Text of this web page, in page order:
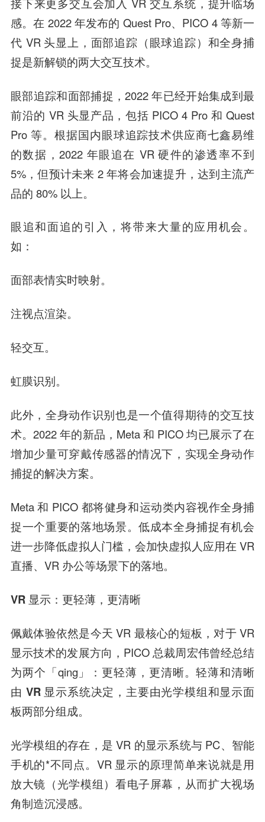
感。在 2022 年发布的 Quest Pro、PICO 4 等新一
代 VR 头显上，面部追踪（眼球追踪）和全身捕
捉是新解锁的两大交互技术。
眼部追踪和面部捕捉，2022 年已经开始集成到最
前沿的 VR 头显产品，包括 PICO 4 Pro 和 Quest
Pro 等。根据国内眼球追踪技术供应商七鑫易维
的数据，2022 年眼追在 VR 硬件的渗透率不到
5%，但预计未来 2 年将会加速提升，达到主流产
品的 80% 以上。
眼追和面追的引入，将带来大量的应用机会。
如：
面部表情实时映射。
注视点渲染。
轻交互。
虹膜识别。
此外，全身动作识别也是一个值得期待的交互技
术。2022 年的新品，Meta 和 PICO 均已展示了在
增加少量可穿戴传感器的情况下，实现全身动作
捕捉的解决方案。
Meta 和 PICO 都将健身和运动类内容视作全身捕
捉一个重要的落地场景。低成本全身捕捉有机会
进一步降低虚拟人门槛，会加快虚拟人应用在 VR
直播、VR 办公等场景下的落地。
VR 显示：更轻薄，更清晰
佩戴体验依然是今天 VR 最核心的短板，对于 VR
显示技术的发展方向，PICO 总裁周宏伟曾经总结
为两个「qing」： 更轻薄，更清晰。轻薄和清晰
由 VR 显示系统决定，主要由光学模组和显示面
板两部分组成。
光学模组的存在，是 VR 的显示系统与 PC、智能
手机的*不同点。VR 显示的原理简单来说就是用
放大镜（光学模组）看电子屏幕，从而扩大视场
角制造沉浸感。